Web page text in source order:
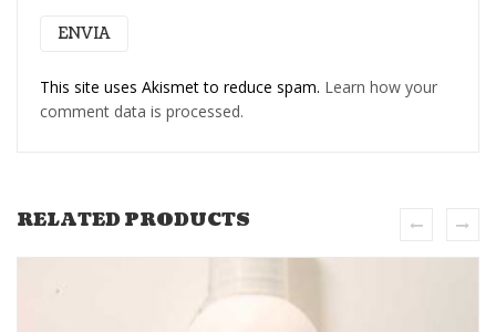
This site uses Akismet to reduce spam. Learn how your
comment data is processed.
RELATED PRODUCTS